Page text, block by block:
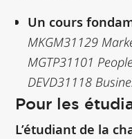
Un cours
MKGM31129
MGTP31101
DEVD31118
Pour les
L’étudiant de la